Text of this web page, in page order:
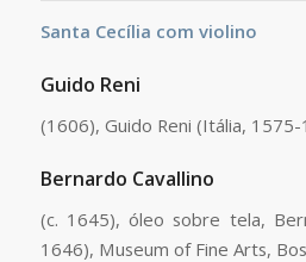
Santa Cecília com violino
Guido Reni
(1606), Guido Reni (Itália,
Bernardo Cavallino
(c. 1645), óleo sobre tela,
1646), Museum of Fine Arts,